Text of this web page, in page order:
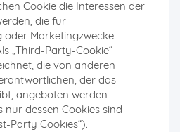
Cookie die Interessen der
die für
oder Marketingzwecke
„Third-Party-Cookie“
die von anderen
der das
angeboten werden
nur dessen Cookies sind
Party Cookies“).